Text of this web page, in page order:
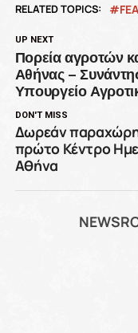
RELATED TOPICS:
UP NEXT
Πορεία αγροτών
Αθήνας –
Υπουργείο
DON'T MISS
Δωρεάν
πρώτο Κέντρο
Αθήνα